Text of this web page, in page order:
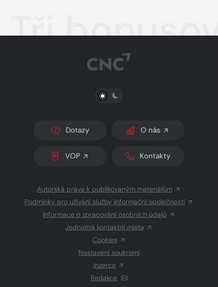
Tři
PŘEPNOUT SVĚTLÝ/TMAVÝ REŽIM
Dotazy O nás
VOP Kontakty
Autorská práva k publikovaným materiálům
Podmínky pro užívání služby informační společnosti
Informace o zpracování osobních údajů
Jednotná kontaktní místa
Cookies
Nastavení soukromí
Inzerce
Redakce